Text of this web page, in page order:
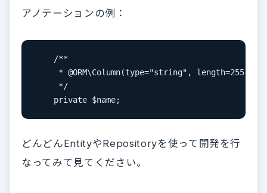
アノテーションの例：
    /**
     * @ORM\Column(type="string", length=255)
     */
    private $name;
どんどんEntityやRepositoryを使って開発を行
なってみて見てください。